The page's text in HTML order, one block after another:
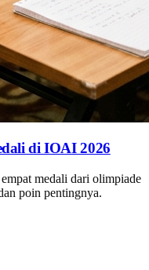
di IOAI 2026
medali dari olimpiade
poin pentingnya.